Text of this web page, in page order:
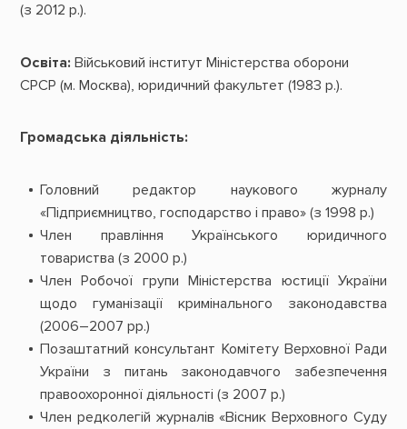
(з 2012 р.).
Освіта: Військовий інститут Міністерства оборони
СРСР (м. Москва), юридичний факультет (1983 р.).
Громадська діяльність:
Головний редактор наукового журналу
«Підприємництво, господарство і право» (з 1998 р.)
Член правління Українського юридичного
товариства (з 2000 р.)
Член Робочої групи Міністерства юстиції України
щодо гуманізації кримінального законодавства
(2006–2007 рр.)
Позаштатний консультант Комітету Верховної Ради
України з питань законодавчого забезпечення
правоохоронної діяльності (з 2007 р.)
Член редколегій журналів «Вісник Верховного Суду